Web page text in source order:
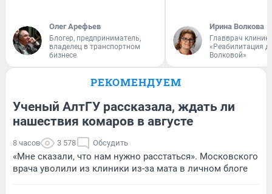
Олег Арефьев
Блогер, предприниматель,
владелец в транспортном
бизнесе
Ирина Волкова
Главврач
«Реабилитация
Волковой»
РЕКОМЕНДУЕМ
Ученый АлтГУ рассказала, ждать ли
нашествия комаров в августе
8 часов 3 578 Обсудить
«Мне сказали, что нам нужно расстаться». Московского
врача уволили из клиники из-за мата в личном блоге